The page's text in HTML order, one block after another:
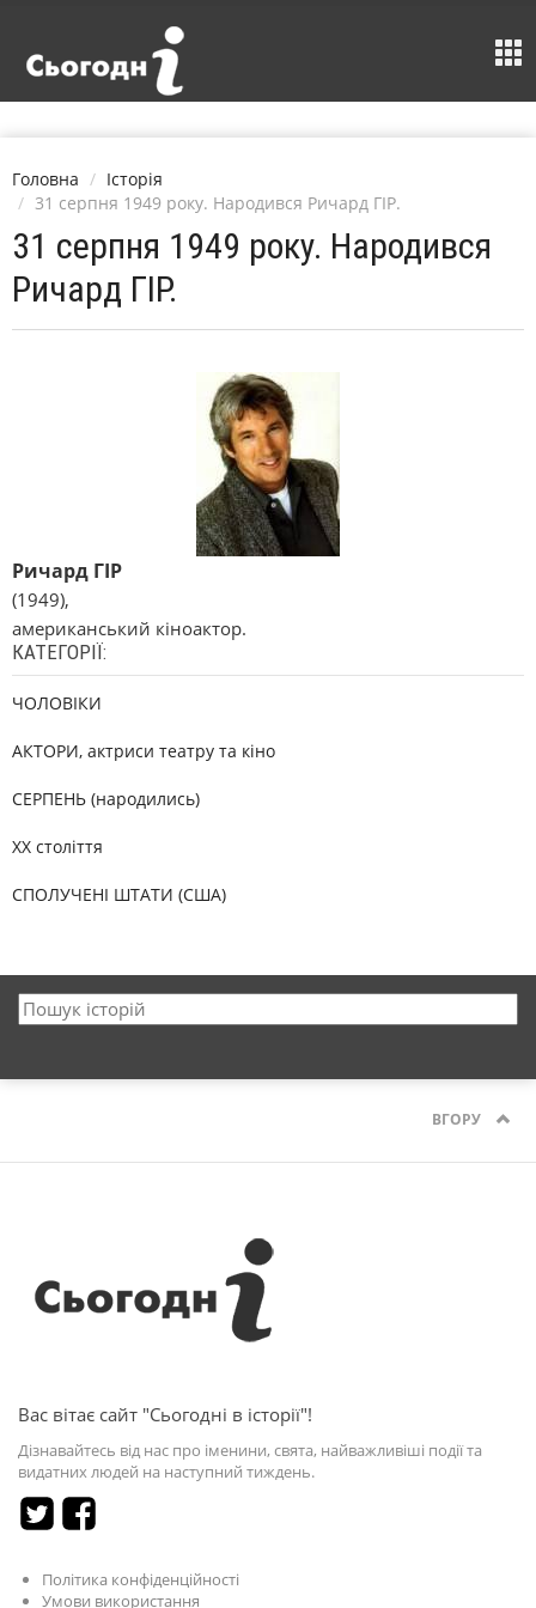
Головна
Історія
31 серпня 1949 року. Народився Ричард ГІР.
31 серпня 1949 року. Народився
Ричард ГІР.
Ричард ГІР
(1949),
американський кіноактор.
КАТЕГОРІЇ:
ЧОЛОВІКИ
АКТОРИ, актриси театру та кіно
СЕРПЕНЬ (народились)
XX століття
СПОЛУЧЕНІ ШТАТИ (США)
ВГОРУ
Вас вітає сайт "Сьогодні в історії"!
Дізнавайтесь від нас про іменини, свята, найважливіші події та
видатних людей на наступний тиждень.
Політика конфіденційності
Умови використання